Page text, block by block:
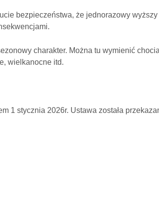
bezpieczeństwa, że jednorazowy
charakter. Można tu wymienić
wielkanocne itd.
1 stycznia 2026r. Ustawa została